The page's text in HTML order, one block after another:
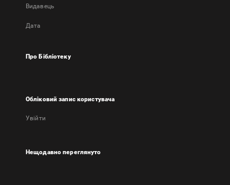
Видавець
Дата
Про Бібліотеку
Обліковий запис користувача
Увійти
Нещодавно переглянуто